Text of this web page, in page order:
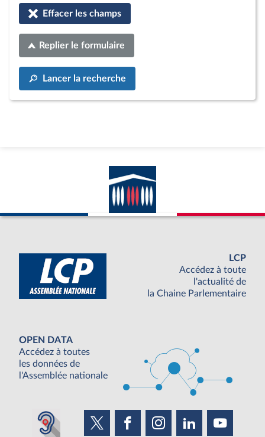
Effacer les champs
Replier le formulaire
Lancer la recherche
LCP
Accédez à toute
l'actualité de
la Chaine Parlementaire
OPEN DATA
Accédez à toutes
les données de
l'Assemblée nationale